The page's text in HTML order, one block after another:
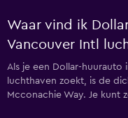
Waar vind ik
Vancouver Intl
Als je een Dollar-huurauto
luchthaven zoekt, is de
Mcconachie Way. Je kunt